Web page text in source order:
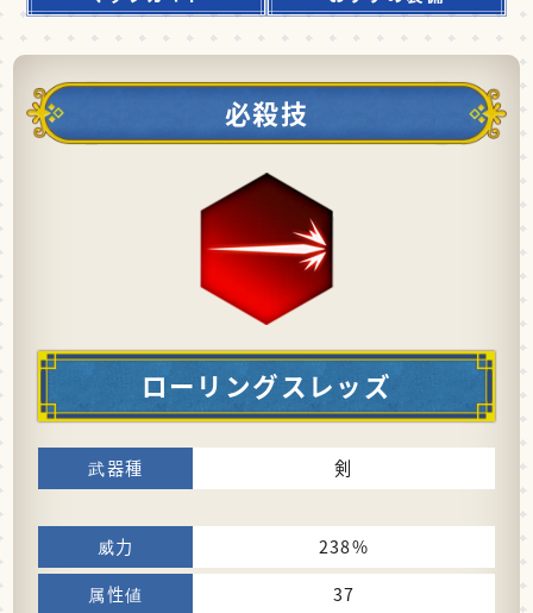
必殺技
ローリングスレッズ
剣
238%
37